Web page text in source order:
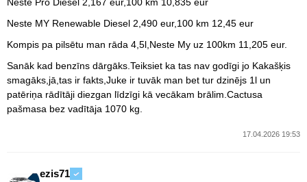
Neste MY Renewable Diesel 2,490 eur,100 km 12,45 eur
Kompis pa pilsētu man rāda 4,5l,Neste My uz 100km 11,205 eur.
Sanāk kad benzīns dārgāks.Teiksiet ka tas nav godīgi jo Kakašķis
smagāks,jā,tas ir fakts,Juke ir tuvāk man bet tur dzinējs 1l un
patēriņa rādītāji diezgan līdzīgi kā vecākam brālim.Cactusa
pašmasa bez vadītāja 1070 kg.
17.04.2026 19:53
ezis71